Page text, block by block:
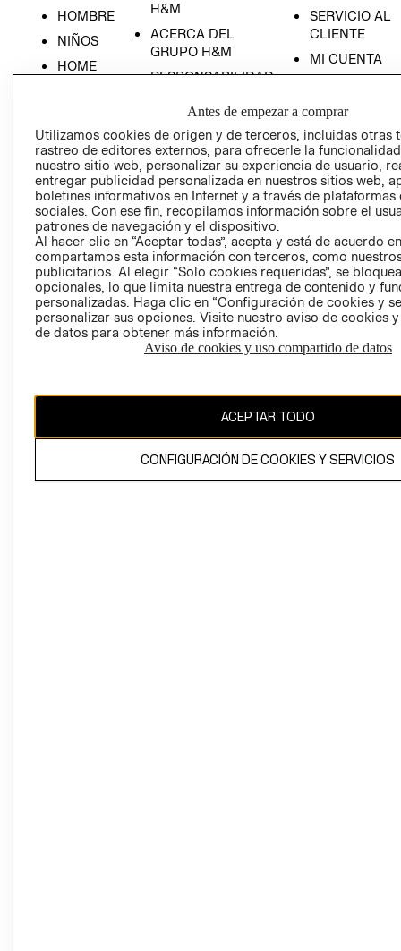
HOMBRE
NIÑOS
HOME
H&M
ACERCA DEL
GRUPO H&M
RESPONSABILIDAD
PRENSA
RELACIÓN CON
INVERSIONISTAS
POLÍTICA
EMPRESARIAL
SERVICIO AL
CLIENTE
MI CUENTA
- RETIRO EN
TIENDA
TÉRMINOS Y
CONDICIONES
PRIVACIDAD
GIFT CARD
AVISO DE
COOKIES
Uruguay ($U)
Antes de empezar a comprar
Utilizamos cookies de origen y de terceros, incluidas otras
rastreo de editores externos, para ofrecerle la
nuestro sitio web, personalizar su experiencia de usuario,
entregar publicidad personalizada en nuestros sitios web,
boletines informativos en Internet y a través de plataformas
sociales. Con ese fin, recopilamos información sobre el
patrones de navegación y el dispositivo.
Al hacer clic en “Aceptar todas”, acepta y está de acuerdo
compartamos esta información con terceros, como
publicitarios. Al elegir “Solo cookies requeridas”, se
opcionales, lo que limita nuestra entrega de contenido y
personalizadas. Haga clic en “Configuración de cookies y
personalizar sus opciones. Visite nuestro aviso de cookies
de datos para obtener más información.
Aviso de cookies y uso compartido de datos
ACEPTAR TODO
CONFIGURACIÓN DE COOKIES Y SERVICIOS